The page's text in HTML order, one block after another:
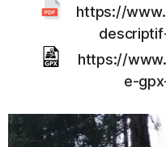
https://
https://
e-